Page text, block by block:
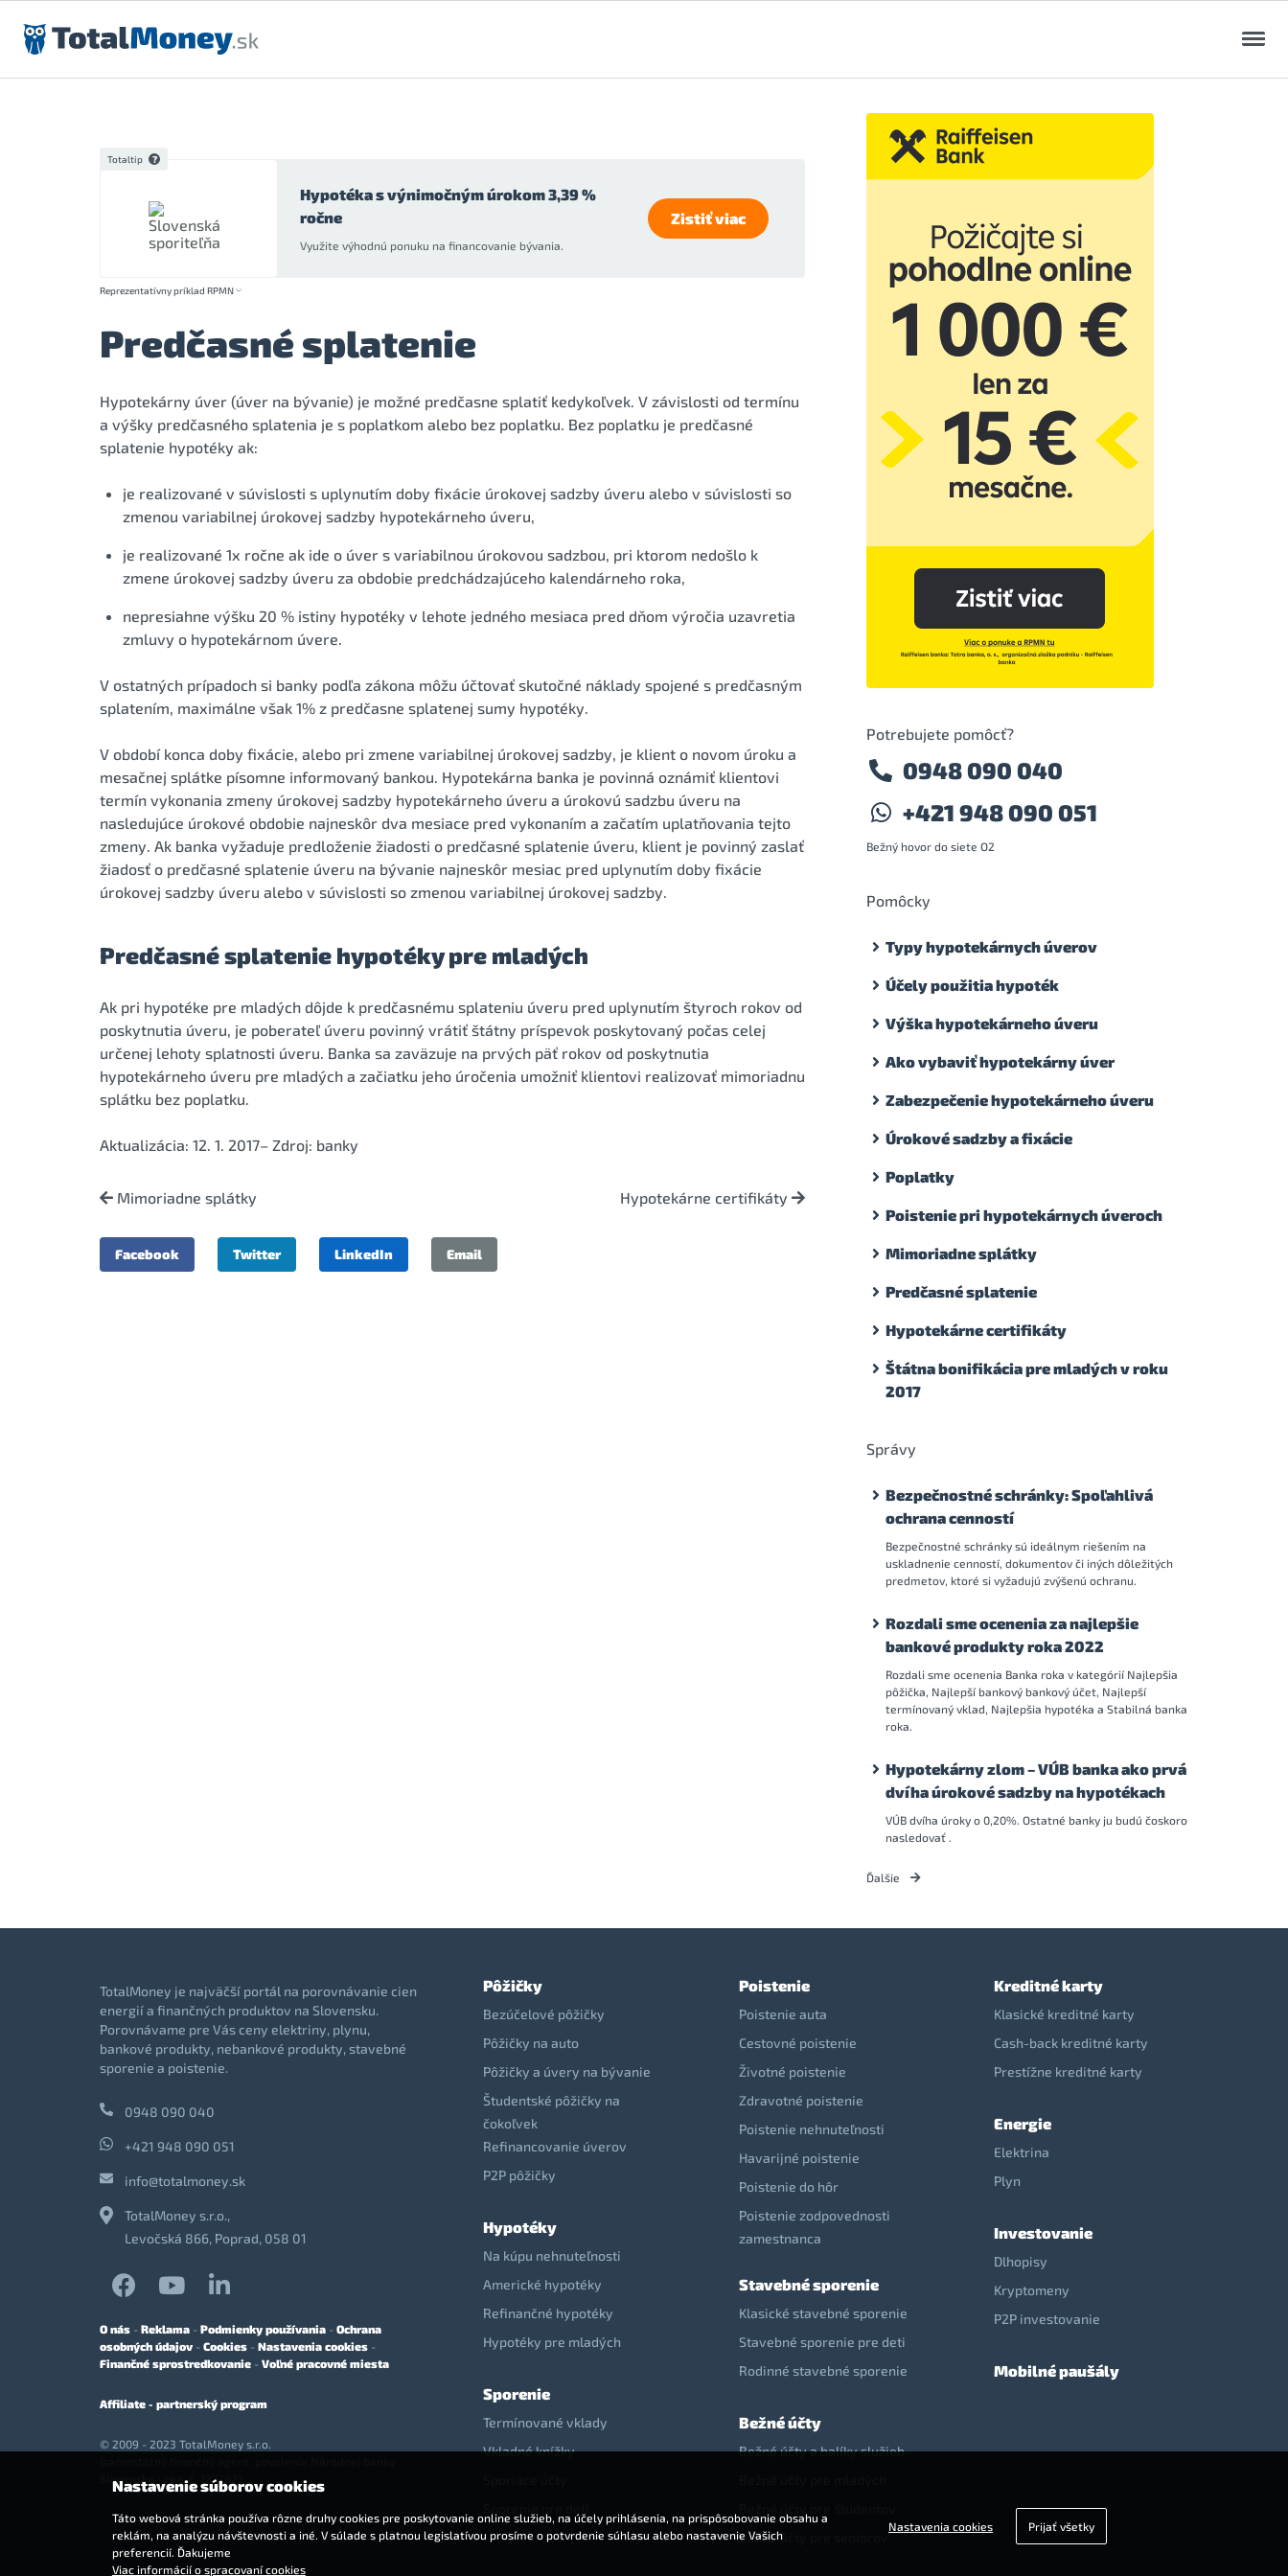
Preskočiť na obsah
Totaltip
Hypotéka s výnimočným úrokom 3,39 %
ročne
Využite výhodnú ponuku na financovanie bývania.
Zistiť viac
Reprezentatívny príklad RPMN
Predčasné splatenie
Hypotekárny úver (úver na bývanie) je možné predčasne splatiť kedykoľvek. V závislosti od termínu
a výšky predčasného splatenia je s poplatkom alebo bez poplatku. Bez poplatku je predčasné
splatenie hypotéky ak:
je realizované v súvislosti s uplynutím doby fixácie úrokovej sadzby úveru alebo v súvislosti so
zmenou variabilnej úrokovej sadzby hypotekárneho úveru,
je realizované 1x ročne ak ide o úver s variabilnou úrokovou sadzbou, pri ktorom nedošlo k
zmene úrokovej sadzby úveru za obdobie predchádzajúceho kalendárneho roka,
nepresiahne výšku 20 % istiny hypotéky v lehote jedného mesiaca pred dňom výročia uzavretia
zmluvy o hypotekárnom úvere.
V ostatných prípadoch si banky podľa zákona môžu účtovať skutočné náklady spojené s predčasným
splatením, maximálne však 1% z predčasne splatenej sumy hypotéky.
V období konca doby fixácie, alebo pri zmene variabilnej úrokovej sadzby, je klient o novom úroku a
mesačnej splátke písomne informovaný bankou. Hypotekárna banka je povinná oznámiť klientovi
termín vykonania zmeny úrokovej sadzby hypotekárneho úveru a úrokovú sadzbu úveru na
nasledujúce úrokové obdobie najneskôr dva mesiace pred vykonaním a začatím uplatňovania tejto
zmeny. Ak banka vyžaduje predloženie žiadosti o predčasné splatenie úveru, klient je povinný zaslať
žiadosť o predčasné splatenie úveru na bývanie najneskôr mesiac pred uplynutím doby fixácie
úrokovej sadzby úveru alebo v súvislosti so zmenou variabilnej úrokovej sadzby.
Predčasné splatenie hypotéky pre mladých
Ak pri hypotéke pre mladých dôjde k predčasnému splateniu úveru pred uplynutím štyroch rokov od
poskytnutia úveru, je poberateľ úveru povinný vrátiť štátny príspevok poskytovaný počas celej
určenej lehoty splatnosti úveru. Banka sa zaväzuje na prvých päť rokov od poskytnutia
hypotekárneho úveru pre mladých a začiatku jeho úročenia umožniť klientovi realizovať mimoriadnu
splátku bez poplatku.
Aktualizácia: 12. 1. 2017– Zdroj: banky
Mimoriadne splátky Hypotekárne certifikáty
Facebook Twitter LinkedIn Email
Potrebujete pomôcť?
0948 090 040
+421 948 090 051
Bežný hovor do siete O2
Pomôcky
Typy hypotekárnych úverov
Účely použitia hypoték
Výška hypotekárneho úveru
Ako vybaviť hypotekárny úver
Zabezpečenie hypotekárneho úveru
Úrokové sadzby a fixácie
Poplatky
Poistenie pri hypotekárnych úveroch
Mimoriadne splátky
Predčasné splatenie
Hypotekárne certifikáty
Štátna bonifikácia pre mladých v roku
2017
Správy
Bezpečnostné schránky: Spoľahlivá
ochrana cenností
Bezpečnostné schránky sú ideálnym riešením na
uskladnenie cenností, dokumentov či iných dôležitých
predmetov, ktoré si vyžadujú zvýšenú ochranu.
Rozdali sme ocenenia za najlepšie
bankové produkty roka 2022
Rozdali sme ocenenia Banka roka v kategórií Najlepšia
pôžička, Najlepší bankový bankový účet, Najlepší
termínovaný vklad, Najlepšia hypotéka a Stabilná banka
roka.
Hypotekárny zlom – VÚB banka ako prvá
dvíha úrokové sadzby na hypotékach
VÚB dvíha úroky o 0,20%. Ostatné banky ju budú čoskoro
nasledovať .
Ďalšie
Pôžičky
Bezúčelové pôžičky
Pôžičky na auto
Pôžičky a úvery na bývanie
Študentské pôžičky na
čokoľvek
Refinancovanie úverov
P2P pôžičky
Hypotéky
Na kúpu nehnuteľnosti
Americké hypotéky
Refinančné hypotéky
Hypotéky pre mladých
Sporenie
Termínované vklady
Vkladné knížky
Poistenie
Poistenie auta
Cestovné poistenie
Životné poistenie
Zdravotné poistenie
Poistenie nehnuteľnosti
Havarijné poistenie
Poistenie do hôr
Poistenie zodpovednosti
zamestnanca
Stavebné sporenie
Klasické stavebné sporenie
Stavebné sporenie pre deti
Rodinné stavebné sporenie
Bežné účty
Bežné účty a balíky služieb
Bežné účty pre seniorov
Kreditné karty
Klasické kreditné karty
Cash-back kreditné karty
Prestížne kreditné karty
Energie
Elektrina
Plyn
Investovanie
Dlhopisy
Kryptomeny
P2P investovanie
Mobilné paušály
TotalMoney je najväčší portál na porovnávanie cien
energií a finančných produktov na Slovensku.
Porovnávame pre Vás ceny elektriny, plynu,
bankové produkty, nebankové produkty, stavebné
sporenie a poistenie.
0948 090 040
+421 948 090 051
info@totalmoney.sk
TotalMoney s.r.o.,
Levočská 866, Poprad, 058 01
O nás - Reklama - Podmienky používania - Ochrana
osobných údajov - Cookies - Nastavenia cookies -
Finančné sprostredkovanie - Voľné pracovné miesta
Affiliate - partnerský program
© 2009 - 2023 TotalMoney s.r.o.
Slovenska - reg. č. 127292)
Nastavenie súborov cookies
Táto webová stránka používa rôzne druhy cookies pre poskytovanie online služieb, na účely prihlásenia, na prispôsobovanie obsahu a
reklám, na analýzu návštevnosti a iné. V súlade s platnou legislatívou prosíme o potvrdenie súhlasu alebo nastavenie Vašich
preferencií. Ďakujeme
Viac informácií o spracovaní cookies
Nastavenia cookies Prijať všetky